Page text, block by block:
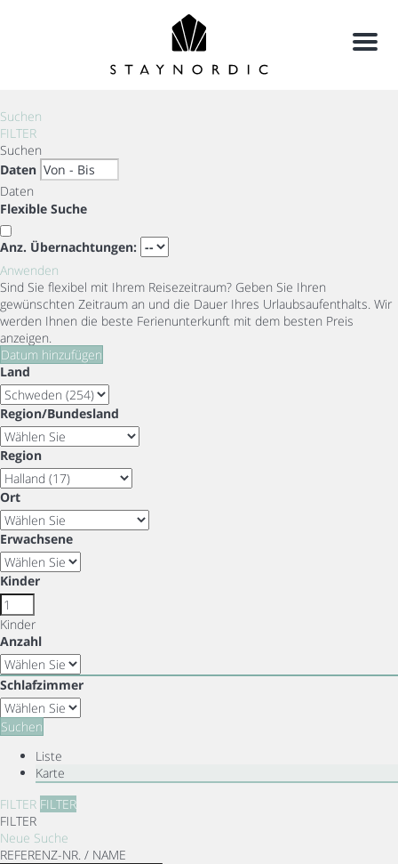
Menu
Suchen
FILTER
Suchen
Daten
Daten
Flexible Suche
Anz. Übernachtungen:
Anwenden
Sind Sie flexibel mit Ihrem Reisezeitraum? Geben Sie Ihren
gewünschten Zeitraum an und die Dauer Ihres Urlaubsaufenthalts. Wir
werden Ihnen die beste Ferienunterkunft mit dem besten Preis
anzeigen.
Datum hinzufügen
Land
Region/Bundesland
Region
Ort
Erwachsene
Kinder
Kinder
Anzahl
Schlafzimmer
Suchen
Liste
Karte
FILTER FILTER
FILTER
Neue Suche
REFERENZ-NR. / NAME